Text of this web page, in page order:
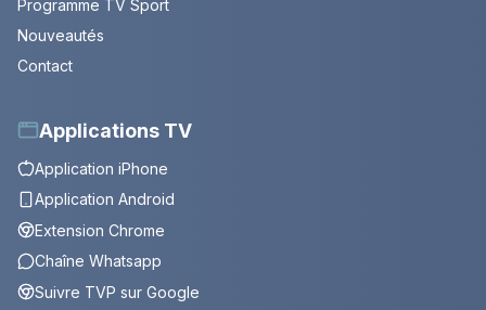
Programme TV Sport
Nouveautés
Contact
Applications TV
Application iPhone
Application Android
Extension Chrome
Chaîne Whatsapp
Suivre TVP sur Google